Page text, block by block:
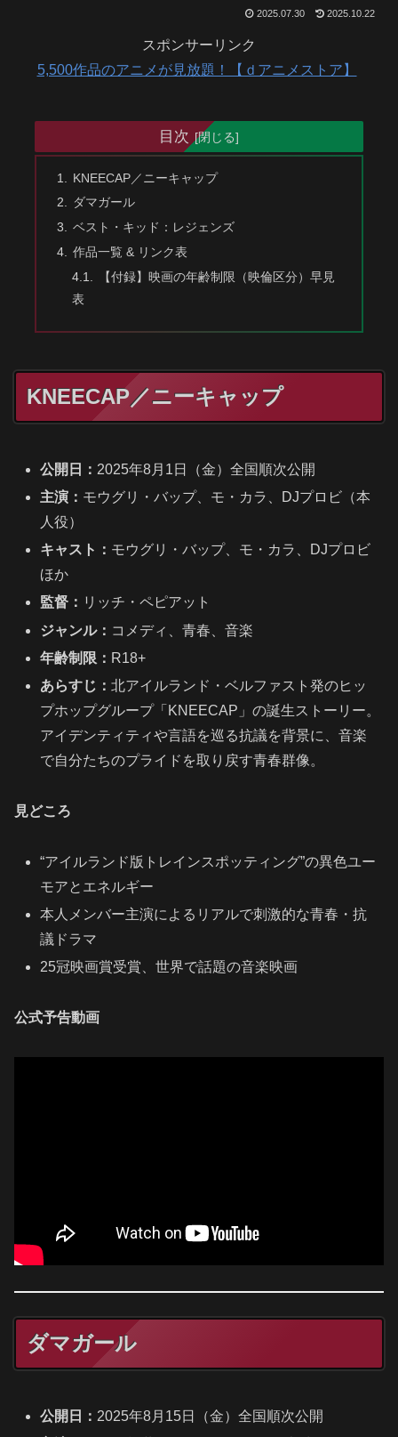
2025.07.30 2025.10.22
スポンサーリンク
5,500作品のアニメが見放題！【ｄアニメストア】
目次
KNEECAP／ニーキャップ
ダマガール
ベスト・キッド：レジェンズ
作品一覧 & リンク表
【付録】映画の年齢制限（映倫区分）早見
表
KNEECAP／ニーキャップ
公開日： 2025年8月1日（金）全国順次公開
主演： モウグリ・バップ、モ・カラ、DJプロビ（本
人役）
キャスト： モウグリ・バップ、モ・カラ、DJプロビ
ほか
監督： リッチ・ペピアット
ジャンル： コメディ、青春、音楽
年齢制限： R18+
あらすじ：北アイルランド・ベルファスト発のヒッ
プホップグループ「KNEECAP」の誕生ストーリー。
アイデンティティや言語を巡る抗議を背景に、音楽
で自分たちのプライドを取り戻す青春群像。
見どころ
“アイルランド版トレインスポッティング”の異色ユー
モアとエネルギー
本人メンバー主演によるリアルで刺激的な青春・抗
議ドラマ
25冠映画賞受賞、世界で話題の音楽映画
公式予告動画
ダマガール
公開日： 2025年8月15日（金）全国順次公開